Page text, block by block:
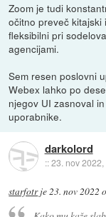
Zoom je tudi
očitno preveč
fleksibilni pri
agencijami.
Sem resen poslovni
Webex lahko po
njegov UI zasnoval
uporabnike.
darkolord
::23. nov 2022,
starfotrje23. nov 2022